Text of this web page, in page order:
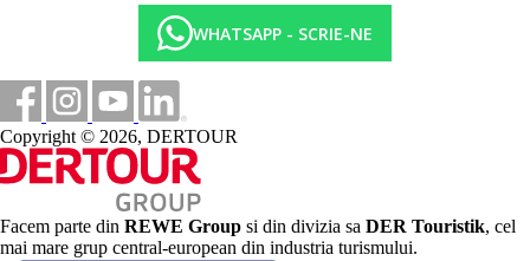
Categoria oficiala
Site web
https://andakirapatong.andakiragroup.com/
Important
Pentru sosiri incepand cu data de 01.05.2025 este obligatoriu ca
turistii sa completeze un formular cu MAXIM 3 zile inainte de
plecare, in urma acestuia se va genera un cod QR necesar la
intrarea in tara. Completarea se va face accesand : TDAC Portal:
WHATSAPP - SCRIE-NE
Copyright © 2026, DERTOUR
Facem parte din REWE Group si din divizia sa DER Touristik, cel
mai mare grup central-european din industria turismului.